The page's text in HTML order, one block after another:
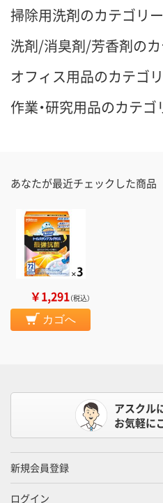
掃除用洗剤のカテゴリー
洗剤/消臭剤/芳香剤の
オフィス用品のカテゴ
作業・研究用品のカテゴ
あなたが最近チェックした商品
￥1,291（税込）
カゴへ
アスクル
お気軽に
新規会員登録
ログイン